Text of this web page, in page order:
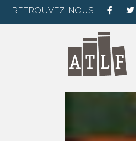
RETROUVEZ-NOUS